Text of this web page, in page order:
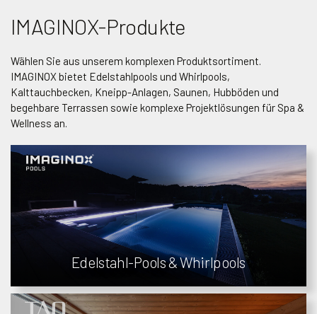
IMAGINOX-Produkte
Wählen Sie aus unserem komplexen Produktsortiment.
IMAGINOX bietet Edelstahlpools und Whirlpools,
Kalttauchbecken, Kneipp-Anlagen, Saunen, Hubböden und
begehbare Terrassen sowie komplexe Projektlösungen für Spa &
Wellness an.
Edelstahl-Pools & Whirlpools